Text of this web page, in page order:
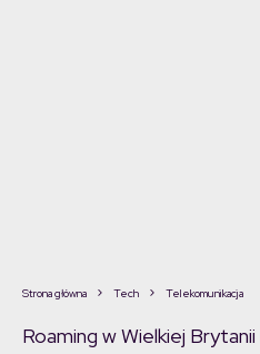
Strona główna Tech Telekomunikacja
Roaming w Wielkiej